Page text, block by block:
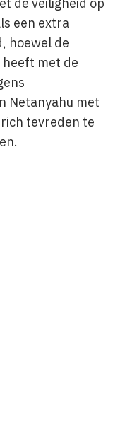
een extra
hoewel de
heeft met de
Netanyahu met
tevreden te